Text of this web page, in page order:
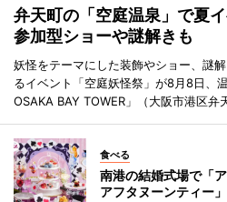
弁天町の「空庭温泉」で夏
参加型ショーや謎解きも
妖怪をテーマにした装飾やショー、謎
るイベント「空庭妖怪祭」が8月8日、
OSAKA BAY TOWER」（大阪市港区弁
食べる
南港の結婚式場で「
アフタヌーンティー」